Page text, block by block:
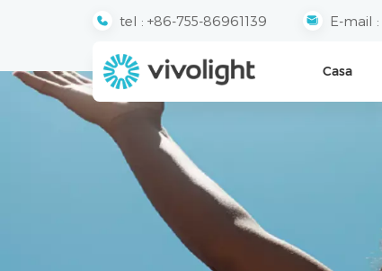
tel : +86-755-86961139 E-mail :
Casa